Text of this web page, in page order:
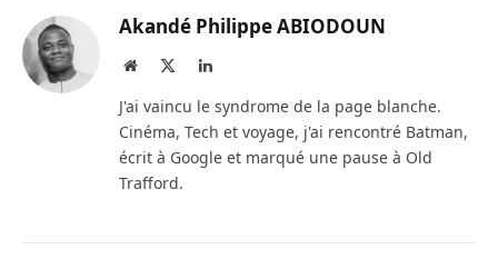
Akandé Philippe ABIODOUN
Site
LinkedIn
J'ai vaincu le syndrome de la page blanche.
Cinéma, Tech et voyage, j'ai rencontré Batman,
écrit à Google et marqué une pause à Old
Trafford.